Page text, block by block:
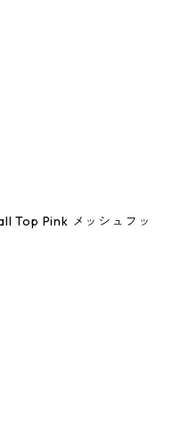
Top Pink メッシュフッ